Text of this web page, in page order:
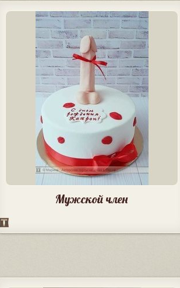
Мужской член